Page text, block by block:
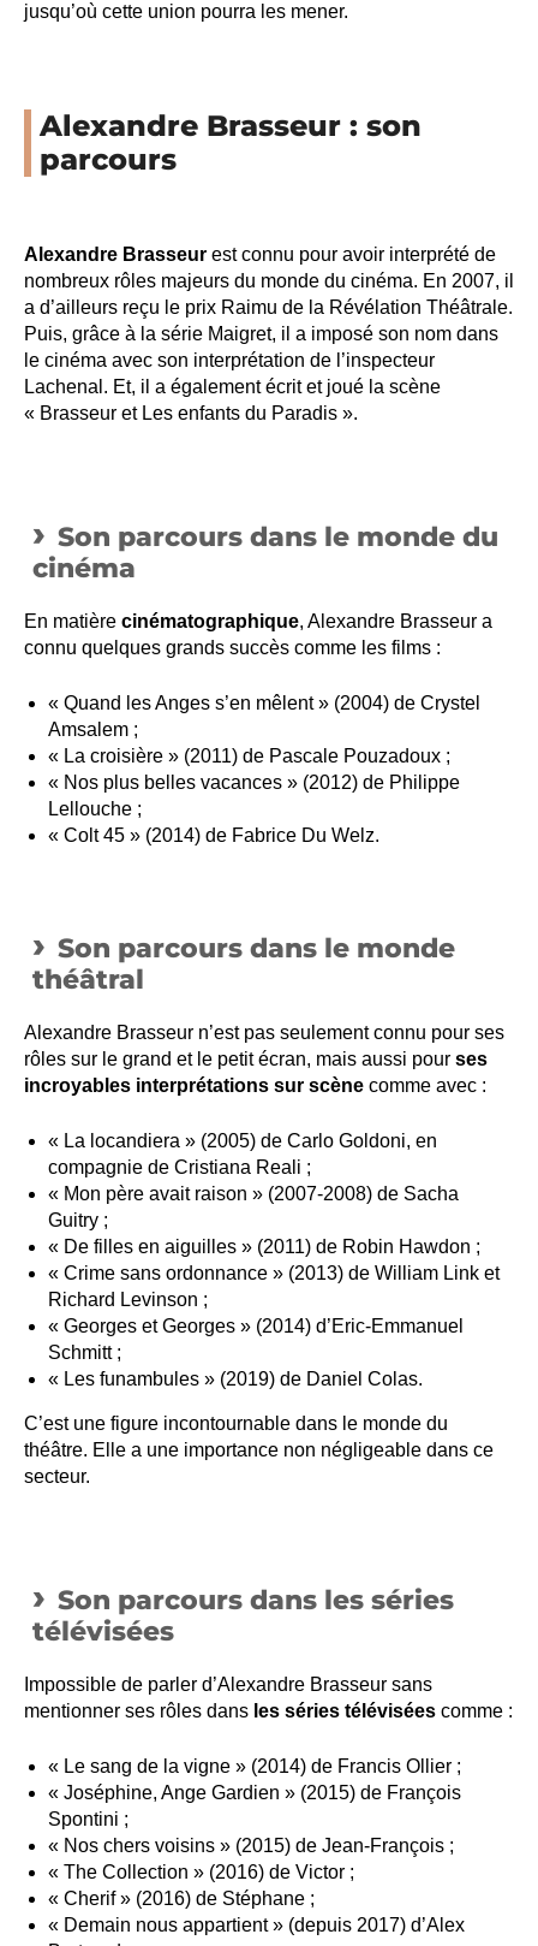
jusqu’où cette union pourra les mener.
Alexandre Brasseur : son
parcours
Alexandre Brasseur est connu pour avoir interprété de
nombreux rôles majeurs du monde du cinéma. En 2007, il
a d’ailleurs reçu le prix Raimu de la Révélation Théâtrale.
Puis, grâce à la série Maigret, il a imposé son nom dans
le cinéma avec son interprétation de l’inspecteur
Lachenal. Et, il a également écrit et joué la scène
« Brasseur et Les enfants du Paradis ».
Son parcours dans le monde du
cinéma
En matière cinématographique, Alexandre Brasseur a
connu quelques grands succès comme les films :
« Quand les Anges s’en mêlent » (2004) de Crystel
Amsalem ;
« La croisière » (2011) de Pascale Pouzadoux ;
« Nos plus belles vacances » (2012) de Philippe
Lellouche ;
« Colt 45 » (2014) de Fabrice Du Welz.
Son parcours dans le monde
théâtral
Alexandre Brasseur n’est pas seulement connu pour ses
rôles sur le grand et le petit écran, mais aussi pour ses
incroyables interprétations sur scène comme avec :
« La locandiera » (2005) de Carlo Goldoni, en
compagnie de Cristiana Reali ;
« Mon père avait raison » (2007-2008) de Sacha
Guitry ;
« De filles en aiguilles » (2011) de Robin Hawdon ;
« Crime sans ordonnance » (2013) de William Link et
Richard Levinson ;
« Georges et Georges » (2014) d’Eric-Emmanuel
Schmitt ;
« Les funambules » (2019) de Daniel Colas.
C’est une figure incontournable dans le monde du
théâtre. Elle a une importance non négligeable dans ce
secteur.
Son parcours dans les séries
télévisées
Impossible de parler d’Alexandre Brasseur sans
mentionner ses rôles dans les séries télévisées comme :
« Le sang de la vigne » (2014) de Francis Ollier ;
« Joséphine, Ange Gardien » (2015) de François
Spontini ;
« Nos chers voisins » (2015) de Jean-François ;
« The Collection » (2016) de Victor ;
« Cherif » (2016) de Stéphane ;
« Demain nous appartient » (depuis 2017) d’Alex